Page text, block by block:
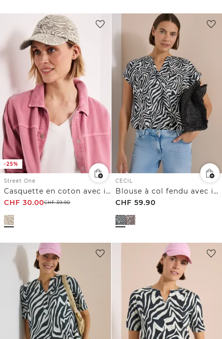
-25%
Street One
Casquette en coton avec imprimé zèbre
CHF 30.00CHF39.90
CECIL
Blouse à col fendu avec imprimé zèbre
CHF 59.90